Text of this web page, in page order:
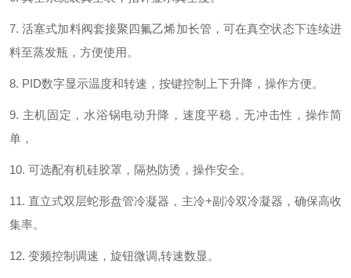
7.活塞式加料阀套接聚四氟乙烯加长管，可在真空状态下连续进
料至蒸发瓶， 方便使用。
8. PID数字显示温度和转速 ， 按键控制 上下升降，操作方便。
9. 主机固定，水浴锅电动升降，速度平稳，无冲击性，操作简
单，
10. 可选配有机硅胶罩，隔热防烫，操作安全。
11.直立式双层蛇形盘管冷凝器， 主冷+副冷双冷凝器 ， 确保高收
集率。
12. 变频控制调速，旋钮微调,转速数显。